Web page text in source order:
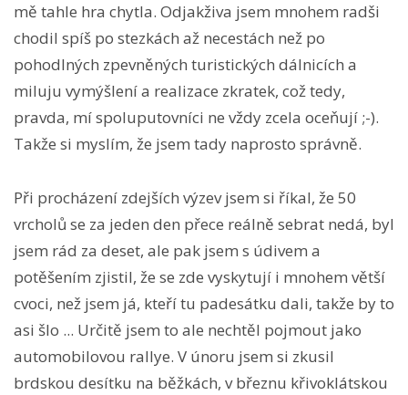
mě tahle hra chytla. Odjakživa jsem mnohem radši
chodil spíš po stezkách až necestách než po
pohodlných zpevněných turistických dálnicích a
miluju vymýšlení a realizace zkratek, což tedy,
pravda, mí spoluputovníci ne vždy zcela oceňují ;-).
Takže si myslím, že jsem tady naprosto správně.
Při procházení zdejších výzev jsem si říkal, že 50
vrcholů se za jeden den přece reálně sebrat nedá, byl
jsem rád za deset, ale pak jsem s údivem a
potěšením zjistil, že se zde vyskytují i mnohem větší
cvoci, než jsem já, kteří tu padesátku dali, takže by to
asi šlo ... Určitě jsem to ale nechtěl pojmout jako
automobilovou rallye. V únoru jsem si zkusil
brdskou desítku na běžkách, v březnu křivoklátskou